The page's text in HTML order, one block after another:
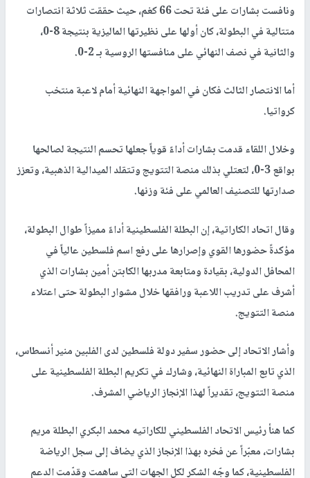
ونافست بشارات على فئة تحت 66 كغم، حيث حققت ثلاثة انتصارات
متتالية في البطولة، كان أولها على نظيرتها الماليزية بنتيجة 8-0،
والثانية في نصف النهائي على منافستها الروسية بـ 2-0.
أما الانتصار الثالث فكان في المواجهة النهائية أمام لاعبة منتخب
كرواتيا.
وخلال اللقاء قدمت بشارات أداءً قوياً جعلها تحسم النتيجة لصالحها
بواقع 3-0، لتعتلي بذلك منصة التتويج وتتقلد الميدالية الذهبية، وتعزز
صدارتها للتصنيف العالمي على فئة وزنها.
وقال اتحاد الكاراتية، إن البطلة الفلسطينية أداءً مميزاً طوال البطولة،
مؤكدةً حضورها القوي وإصرارها على رفع اسم فلسطين عالياً في
المحافل الدولية، بقيادة ومتابعة مدربها الكابتن أمين بشارات الذي
أشرف على تدريب اللاعبة ورافقها خلال مشوار البطولة حتى اعتلاء
منصة التتويج.
وأشار الاتحاد إلى حضور سفير دولة فلسطين لدى الفلبين منير أنسطاس،
الذي تابع المباراة النهائية، وشارك في تكريم البطلة الفلسطينية على
منصة التتويج، تقديراً لهذا الإنجاز الرياضي المشرف.
كما هنأ رئيس الاتحاد الفلسطيني للكاراتيه محمد البكري البطلة مريم
بشارات، معبّراً عن فخره بهذا الإنجاز الذي يضاف إلى سجل الرياضة
الفلسطينية، كما وجّه الشكر لكل الجهات التي ساهمت وقدّمت الدعم